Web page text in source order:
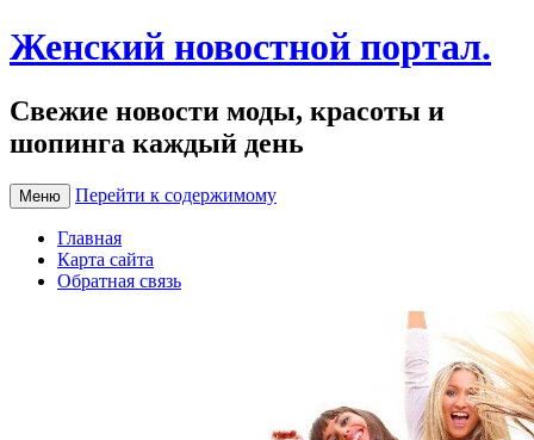
Женский новостной портал.
Свежие новости моды, красоты и
шопинга каждый день
Меню Перейти к содержимому
Главная
Карта сайта
Обратная связь